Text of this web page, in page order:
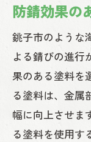
防錆効果の
銚子市のような
よる錆びの進行
果のある塗料を
る塗料は、金属
幅に向上させま
る塗料を使用す